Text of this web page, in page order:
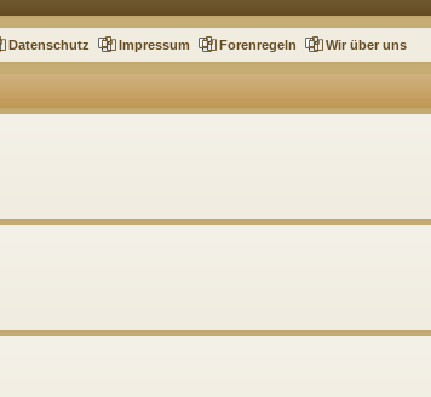
Datenschutz Impressum Forenregeln Wir über uns